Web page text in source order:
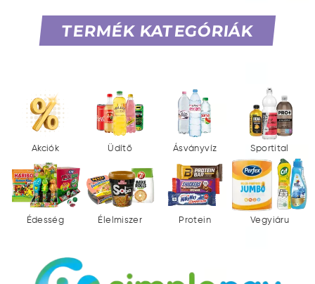
TERMÉK KATEGÓRIÁK
Akciók Üdítő Ásványvíz Sportital
Édesség Élelmiszer Protein Vegyiáru